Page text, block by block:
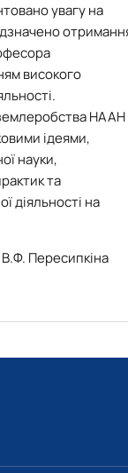
увагу на
високого
НААН
ідеями,
науки,
та
діяльності на
В.Ф. Пересипкіна